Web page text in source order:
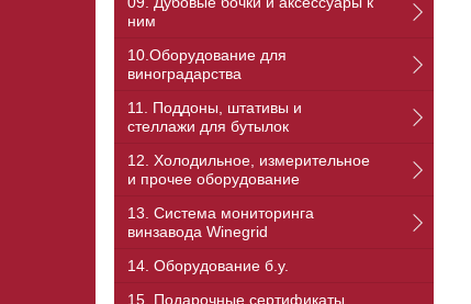
ним
10.Оборудование для
виноградарства
11. Поддоны, штативы и
стеллажи для бутылок
12. Холодильное, измерительное
и прочее оборудование
13. Cистема мониторинга
винзавода Winegrid
14. Оборудование б.у.
15. Подарочные сертификаты